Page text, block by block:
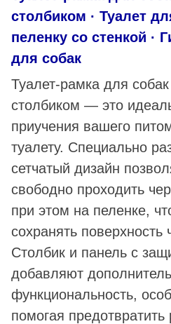
столбиком · Туалет
пеленку со стенкой ·
для собак
Туалет-рамка для собак
столбиком — это
приучения вашего
туалету. Специально
сетчатый дизайн
свободно проходить
при этом на пеленке,
сохранять поверхность
Столбик и панель с
добавляют
функциональность,
помогая предотвратить